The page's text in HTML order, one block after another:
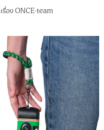
เรื่องONCE-team